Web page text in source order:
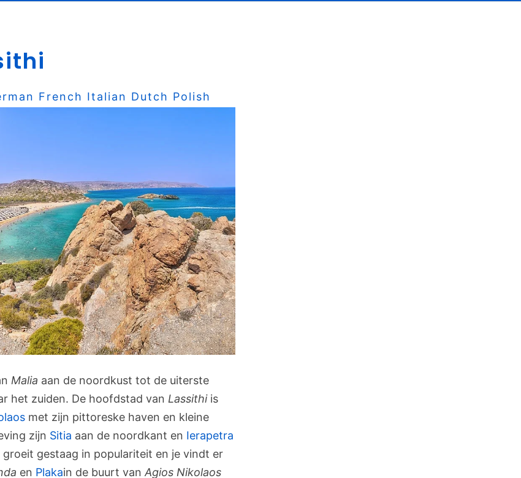
French Italian Dutch Polish
Malia aan de noordkust tot de uiterste
het zuiden. De hoofdstad van Lassithiis
met zijn pittoreske haven en kleine
zijn Sitia aan de noordkant en Ierapetra
gestaag in populariteit en je vindt er
en Plakain de buurt van Agios Nikolaos